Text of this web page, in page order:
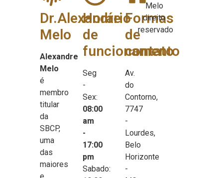
Dr.Alexandre
Melo
Alexandre
Melo
é
membro
titular
da
SBCP,
uma
das
maiores
Horário
de
funcionamento
Seg
-
Sex:
08:00
am
-
17:00
pm
Sabado:
Formas
de
contato
Av.
do
Contorno,
7747
-
Lourdes,
Belo
Horizonte
-
Melo
direito
reservado